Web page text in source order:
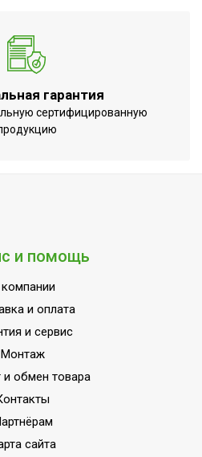
гарантия
сертифицированную
и помощь
и оплата
и сервис
Монтаж
и обмен товара
сайта